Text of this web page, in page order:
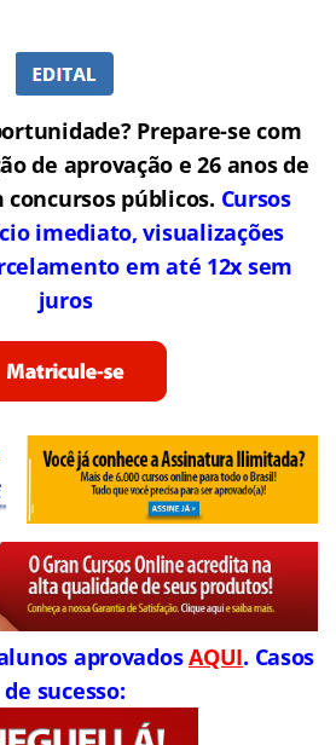
Prepare-se com
de aprovação e 26 anos de
públicos. Cursos
imediato, visualizações
em até 12x sem
juros
aprovadosAQUI. Casos
de sucesso: